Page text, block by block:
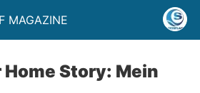
MAGAZINE
Story: Mein